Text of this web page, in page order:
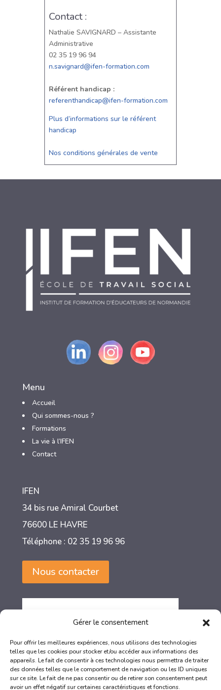
Gérer le consentement
Pour offrir les meilleures expériences, nous utilisons des technologies
telles que les cookies pour stocker et/ou accéder aux informations des
appareils. Le fait de consentir à ces technologies nous permettra de traiter
des données telles que le comportement de navigation ou les ID uniques
sur ce site. Le fait de ne pas consentir ou de retirer son consentement peut
avoir un effet négatif sur certaines caractéristiques et fonctions.
Contact :
Nathalie SAVIGNARD – Assistante
Administrative
02 35 19 96 94
n.savignard@ifen-formation.com
Référent handicap :
referenthandicap@ifen-formation.com
Plus d’informations sur le référent
handicap
Nos conditions générales de vente
Menu
Accueil
Qui sommes-nous ?
Formations
La vie à l’IFEN
Contact
IFEN
34 bis rue Amiral Courbet
76600 LE HAVRE
Téléphone : 02 35 19 96 96
Nous contacter
La certification qualité a été délivrée au titre des catégories d’actions